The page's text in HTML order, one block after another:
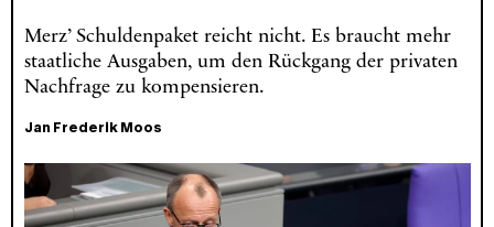
Merz’ Schuldenpaket reicht nicht. Es braucht mehr
staatliche Ausgaben, um den Rückgang der privaten
Nachfrage zu kompensieren.
Jan Frederik Moos